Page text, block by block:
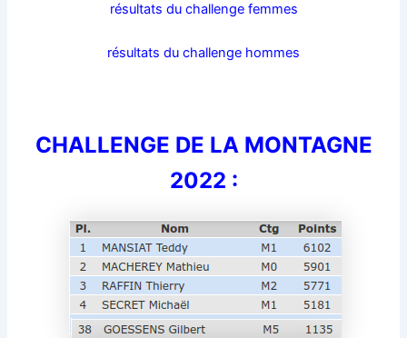
résultats du challenge femmes
résultats du challenge hommes
CHALLENGE DE LA MONTAGNE
2022 :